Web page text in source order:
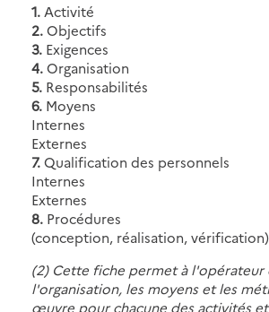
1. Activité
2.Objectifs
3. Exigences
4.Organisation
5. Responsabilités
6. Moyens
Internes
Externes
7.Qualification des personnels
Internes
Externes
8. Procédures
(conception, réalisation, vérification)
(2) Cette fiche permet à l'opérateur
l'organisation, les moyens et les
œuvre pour chacune des activités